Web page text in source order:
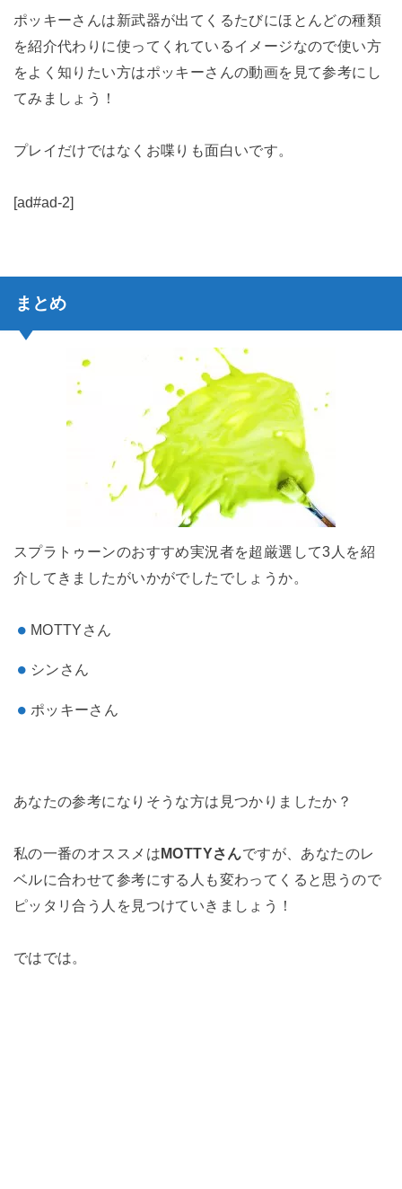
ポッキーさんは新武器が出てくるたびにほとんどの種類
を紹介代わりに使ってくれているイメージなので使い方
をよく知りたい方はポッキーさんの動画を見て参考にし
てみましょう！
プレイだけではなくお喋りも面白いです。
[ad#ad-2]
まとめ
スプラトゥーンのおすすめ実況者を超厳選して3人を紹
介してきましたがいかがでしたでしょうか。
MOTTYさん
シンさん
ポッキーさん
あなたの参考になりそうな方は見つかりましたか？
私の一番のオススメはMOTTYさんですが、あなたのレ
ベルに合わせて参考にする人も変わってくると思うので
ピッタリ合う人を見つけていきましょう！
ではでは。